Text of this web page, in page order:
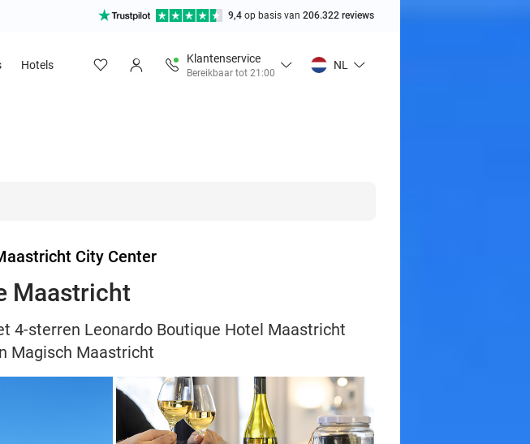
9,4 op basis van 206.322 reviews
Hotels
Klantenservice
Bereikbaar tot 21:00
NL
City Center
Maastricht
4-sterren Leonardo Boutique Hotel Maastricht
Magisch Maastricht